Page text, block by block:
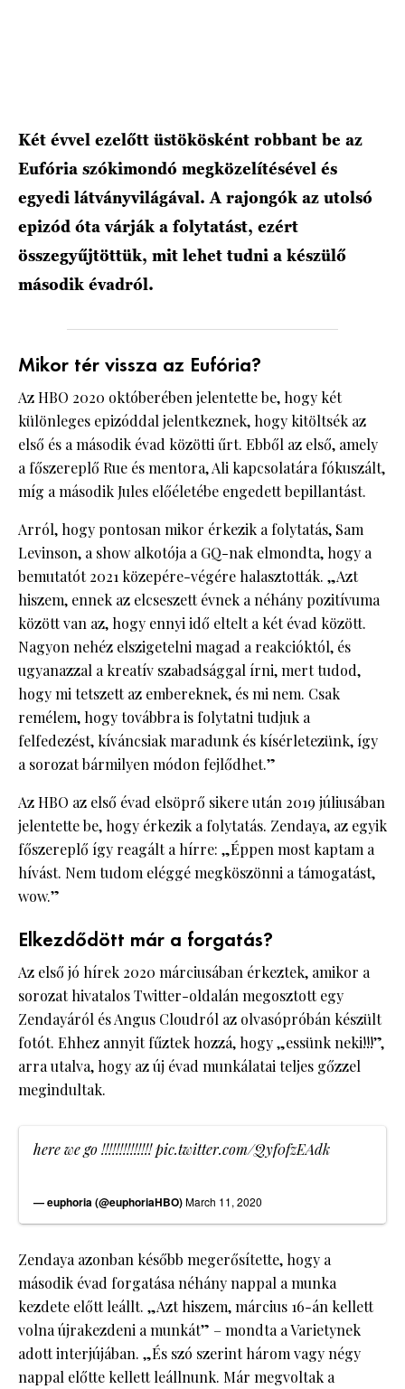
Két évvel ezelőtt üstökösként robbant be az
Eufória szókimondó megközelítésével és
egyedi látványvilágával. A rajongók az utolsó
epizód óta várják a folytatást, ezért
összegyűjtöttük, mit lehet tudni a készülő
második évadról.
Mikor tér vissza az Eufória?
Az HBO 2020 októberében jelentette be, hogy két
különleges epizóddal jelentkeznek, hogy kitöltsék az
első és a második évad közötti űrt. Ebből az első, amely
a főszereplő Rue és mentora, Ali kapcsolatára fókuszált,
míg a második Jules előéletébe engedett bepillantást.
Arról, hogy pontosan mikor érkezik a folytatás, Sam
Levinson, a show alkotója a GQ-nak elmondta, hogy a
bemutatót 2021 közepére-végére halasztották. „Azt
hiszem, ennek az elcseszett évnek a néhány pozitívuma
között van az, hogy ennyi idő eltelt a két évad között.
Nagyon nehéz elszigetelni magad a reakcióktól, és
ugyanazzal a kreatív szabadsággal írni, mert tudod,
hogy mi tetszett az embereknek, és mi nem. Csak
remélem, hogy továbbra is folytatni tudjuk a
felfedezést, kíváncsiak maradunk és kísérletezünk, így
a sorozat bármilyen módon fejlődhet.”
Az HBO az első évad elsöprő sikere után 2019 júliusában
jelentette be, hogy érkezik a folytatás. Zendaya, az egyik
főszereplő így reagált a hírre: „Éppen most kaptam a
hívást. Nem tudom eléggé megköszönni a támogatást,
wow.”
Elkezdődött már a forgatás?
Az első jó hírek 2020 márciusában érkeztek, amikor a
sorozat hivatalos Twitter-oldalán megosztott egy
Zendayáról és Angus Cloudról az olvasópróbán készült
fotót. Ehhez annyit fűztek hozzá, hogy „essünk neki!!!”,
arra utalva, hogy az új évad munkálatai teljes gőzzel
megindultak.
here we go !!!!!!!!!!!!!!pic.twitter.com/Qyf0fzEAdk
— euphoria (@euphoriaHBO)March 11, 2020
Zendaya azonban később megerősítette, hogy a
második évad forgatása néhány nappal a munka
kezdete előtt leállt. „Azt hiszem, március 16-án kellett
volna újrakezdeni a munkát” – mondta a Varietynek
adott interjújában. „És szó szerint három vagy négy
nappal előtte kellett leállnunk. Már megvoltak a